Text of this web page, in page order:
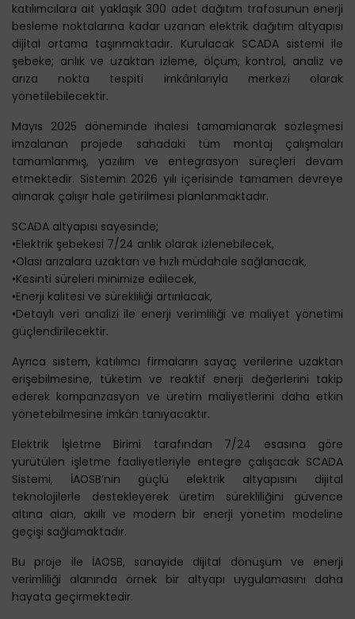
katılımcılara ait yaklaşık 300 adet dağıtım trafosunun enerji
besleme noktalarına kadar uzanan elektrik dağıtım altyapısı
dijital ortama taşınmaktadır. Kurulacak SCADA sistemi ile
şebeke; anlık ve uzaktan izleme, ölçüm, kontrol, analiz ve
arıza nokta tespiti imkânlarıyla merkezi olarak
yönetilebilecektir.
Mayıs 2025 döneminde ihalesi tamamlanarak sözleşmesi
imzalanan projede sahadaki tüm montaj çalışmaları
tamamlanmış, yazılım ve entegrasyon süreçleri devam
etmektedir. Sistemin 2026 yılı içerisinde tamamen devreye
alınarak çalışır hale getirilmesi planlanmaktadır.
SCADA altyapısı sayesinde;
•Elektrik şebekesi 7/24 anlık olarak izlenebilecek,
•Olası arızalara uzaktan ve hızlı müdahale sağlanacak,
•Kesinti süreleri minimize edilecek,
•Enerji kalitesi ve sürekliliği artırılacak,
•Detaylı veri analizi ile enerji verimliliği ve maliyet yönetimi
güçlendirilecektir.
Ayrıca sistem, katılımcı firmaların sayaç verilerine uzaktan
erişebilmesine, tüketim ve reaktif enerji değerlerini takip
ederek kompanzasyon ve üretim maliyetlerini daha etkin
yönetebilmesine imkân tanıyacaktır.
Elektrik İşletme Birimi tarafından 7/24 esasına göre
yürütülen işletme faaliyetleriyle entegre çalışacak SCADA
Sistemi, İAOSB’nin güçlü elektrik altyapısını dijital
teknolojilerle destekleyerek üretim sürekliliğini güvence
altına alan, akıllı ve modern bir enerji yönetim modeline
geçişi sağlamaktadır.
Bu proje ile İAOSB, sanayide dijital dönüşüm ve enerji
verimliliği alanında örnek bir altyapı uygulamasını daha
hayata geçirmektedir.